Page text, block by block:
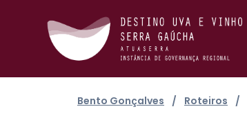
Bento Gonçalves / Roteiros /